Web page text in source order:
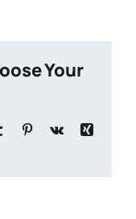
Your
Tumblr Pinterest
Vk
Xing